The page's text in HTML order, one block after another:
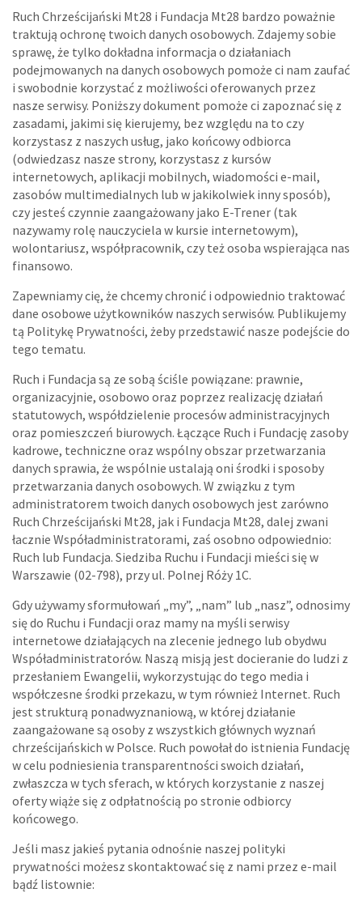
Ruch Chrześcijański Mt28 i Fundacja Mt28 bardzo poważnie
traktują ochronę twoich danych osobowych. Zdajemy sobie
sprawę, że tylko dokładna informacja o działaniach
podejmowanych na danych osobowych pomoże ci nam zaufać
i swobodnie korzystać z możliwości oferowanych przez
nasze serwisy. Poniższy dokument pomoże ci zapoznać się z
zasadami, jakimi się kierujemy, bez względu na to czy
korzystasz z naszych usług, jako końcowy odbiorca
(odwiedzasz nasze strony, korzystasz z kursów
internetowych, aplikacji mobilnych, wiadomości e-mail,
zasobów multimedialnych lub w jakikolwiek inny sposób),
czy jesteś czynnie zaangażowany jako E-Trener (tak
nazywamy rolę nauczyciela w kursie internetowym),
wolontariusz, współpracownik, czy też osoba wspierająca nas
finansowo.
Zapewniamy cię, że chcemy chronić i odpowiednio traktować
dane osobowe użytkowników naszych serwisów. Publikujemy
tą Politykę Prywatności, żeby przedstawić nasze podejście do
tego tematu.
Ruch i Fundacja są ze sobą ściśle powiązane: prawnie,
organizacyjnie, osobowo oraz poprzez realizację działań
statutowych, współdzielenie procesów administracyjnych
oraz pomieszczeń biurowych. Łączące Ruch i Fundację zasoby
kadrowe, techniczne oraz wspólny obszar przetwarzania
danych sprawia, że wspólnie ustalają oni środki i sposoby
przetwarzania danych osobowych. W związku z tym
administratorem twoich danych osobowych jest zarówno
Ruch Chrześcijański Mt28, jak i Fundacja Mt28, dalej zwani
łacznie Współadministratorami, zaś osobno odpowiednio:
Ruch lub Fundacja. Siedziba Ruchu i Fundacji mieści się w
Warszawie (02-798), przy ul. Polnej Róży 1C.
Gdy używamy sformułowań „my”, „nam” lub „nasz”, odnosimy
się do Ruchu i Fundacji oraz mamy na myśli serwisy
internetowe działających na zlecenie jednego lub obydwu
Współadministratorów. Naszą misją jest docieranie do ludzi z
przesłaniem Ewangelii, wykorzystując do tego media i
współczesne środki przekazu, w tym również Internet. Ruch
jest strukturą ponadwyznaniową, w której działanie
zaangażowane są osoby z wszystkich głównych wyznań
chrześcijańskich w Polsce. Ruch powołał do istnienia Fundację
w celu podniesienia transparentności swoich działań,
zwłaszcza w tych sferach, w których korzystanie z naszej
oferty wiąże się z odpłatnością po stronie odbiorcy
końcowego.
Jeśli masz jakieś pytania odnośnie naszej polityki
prywatności możesz skontaktować się z nami przez e-mail
bądź listownie: